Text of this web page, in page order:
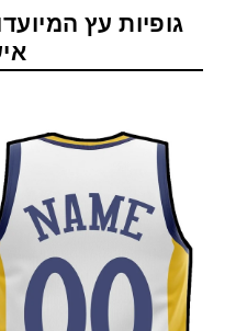
גופיות עץ